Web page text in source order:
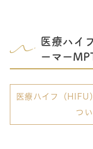
医療ハイ
ーマー
医療ハイフ（HIFU
つ